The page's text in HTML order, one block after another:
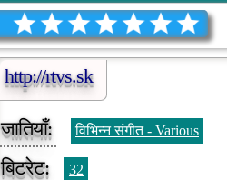
http://rtvs.sk
जातियाँ: विभिन्न संगीत - Various
बिटरेट: 32